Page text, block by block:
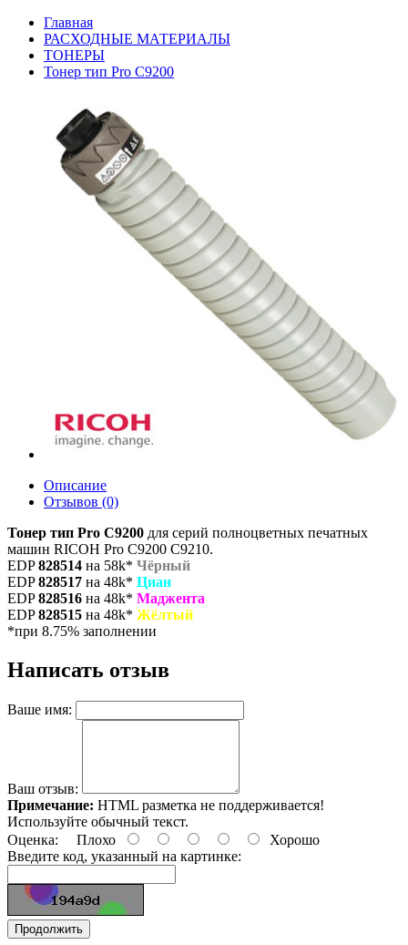
Главная
РАСХОДНЫЕ МАТЕРИАЛЫ
ТОНЕРЫ
Тонер тип Pro C9200
Описание
Отзывов (0)
Тонер тип Pro C9200 для серий полноцветных печатных
машин RICOH Pro С9200 С9210.
EDP828514 на 58k* Чёрный
EDP828517 на 48k* Циан
EDP828516 на 48k* Маджента
EDP828515 на 48k* Жёлтый
*при 8.75% заполнении
Написать отзыв
Ваше имя:
Ваш отзыв:
Примечание: HTML разметка не поддерживается!
Используйте обычный текст.
Оценка: Плохо
Хорошо
Введите код, указанный на картинке:
Продолжить